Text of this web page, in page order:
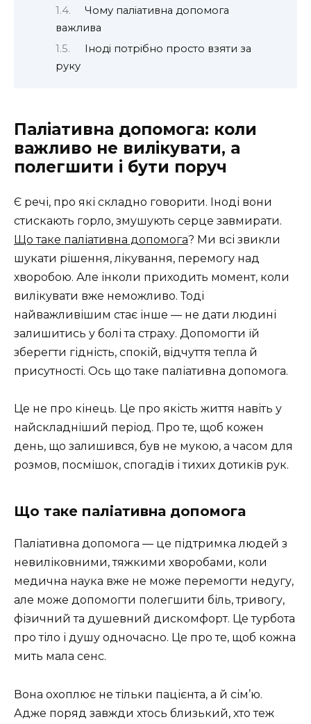
Чому паліативна допомога
важлива
Іноді потрібно просто взяти за
руку
Паліативна допомога: коли
важливо не вилікувати, а
полегшити і бути поруч
Є речі, про які складно говорити. Іноді вони
стискають горло, змушують серце завмирати.
Що таке паліативна допомога? Ми всі звикли
шукати рішення, лікування, перемогу над
хворобою. Але інколи приходить момент, коли
вилікувати вже неможливо. Тоді
найважливішим стає інше — не дати людині
залишитись у болі та страху. Допомогти їй
зберегти гідність, спокій, відчуття тепла й
присутності. Ось що таке паліативна допомога.
Це не про кінець. Це про якість життя навіть у
найскладніший період. Про те, щоб кожен
день, що залишився, був не мукою, а часом для
розмов, посмішок, спогадів і тихих дотиків рук.
Що таке паліативна допомога
Паліативна допомога — це підтримка людей з
невиліковними, тяжкими хворобами, коли
медична наука вже не може перемогти недугу,
але може допомогти полегшити біль, тривогу,
фізичний та душевний дискомфорт. Це турбота
про тіло і душу одночасно. Це про те, щоб кожна
мить мала сенс.
Вона охоплює не тільки пацієнта, а й сім’ю.
Адже поряд завжди хтось близький, хто теж